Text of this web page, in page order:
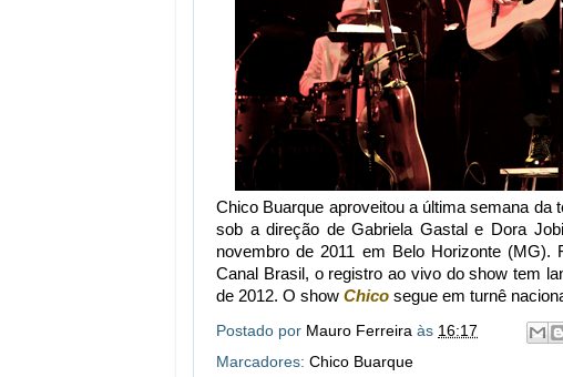
Chico Buarque aproveitou a última semana da
sob a direção de Gabriela Gastal e Dora
novembro de 2011 em Belo Horizonte
Canal Brasil, o registro ao vivo do show tem
de 2012. O show Chico segue em turnê
Postado por Mauro Ferreira às 16:17
Marcadores: Chico Buarque